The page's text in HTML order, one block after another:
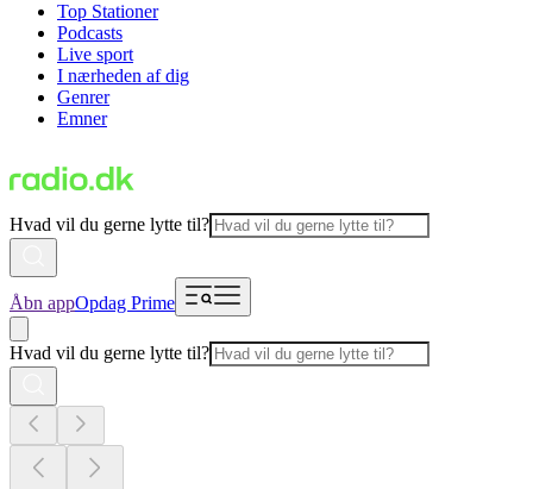
Top Stationer
Podcasts
Live sport
I nærheden af dig
Genrer
Emner
Hvad vil du gerne lytte til?
Åbn appOpdag Prime
Hvad vil du gerne lytte til?